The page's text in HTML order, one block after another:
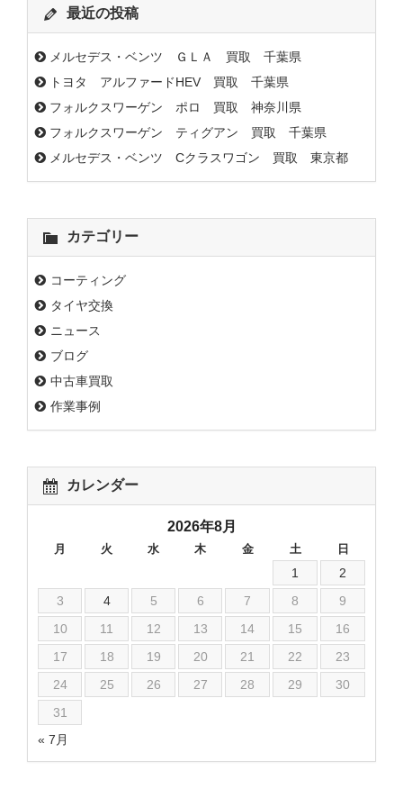
最近の投稿
メルセデス・ベンツ ＧＬＡ 買取 千葉県
トヨタ アルファードHEV 買取 千葉県
フォルクスワーゲン ポロ 買取 神奈川県
フォルクスワーゲン ティグアン 買取 千葉県
メルセデス・ベンツ Cクラスワゴン 買取 東京都
カテゴリー
コーティング
タイヤ交換
ニュース
ブログ
中古車買取
作業事例
カレンダー
2026年8月
月 火 水 木 金 土 日
« 7月
1
2
3
4 5 6 7 8
9
10
11 12 13 14 15
16
17
18 19 20 21 22
23
24
25 26 27 28 29
30
31